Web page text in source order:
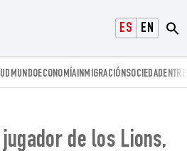
ESPAÑOLENGLISH
MUNDOECONOMÍAINMIGRACIÓNSOCIEDAD
de los Lions,